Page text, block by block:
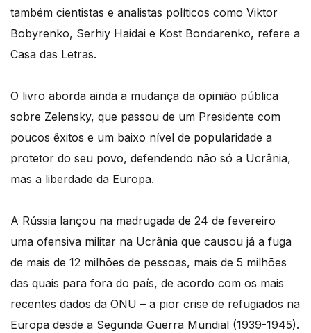
também cientistas e analistas políticos como Viktor
Bobyrenko, Serhiy Haidai e Kost Bondarenko, refere a
Casa das Letras.
O livro aborda ainda a mudança da opinião pública
sobre Zelensky, que passou de um Presidente com
poucos êxitos e um baixo nível de popularidade a
protetor do seu povo, defendendo não só a Ucrânia,
mas a liberdade da Europa.
A Rússia lançou na madrugada de 24 de fevereiro
uma ofensiva militar na Ucrânia que causou já a fuga
de mais de 12 milhões de pessoas, mais de 5 milhões
das quais para fora do país, de acordo com os mais
recentes dados da ONU – a pior crise de refugiados na
Europa desde a Segunda Guerra Mundial (1939-1945).